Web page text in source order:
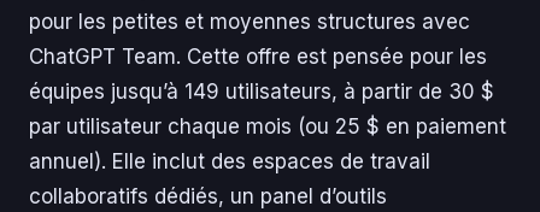
pour les petites et moyennes structures avec
ChatGPT Team. Cette offre est pensée pour les
équipes jusqu’à 149 utilisateurs, à partir de 30 $
par utilisateur chaque mois (ou 25 $ en paiement
annuel). Elle inclut des espaces de travail
collaboratifs dédiés, un panel d’outils